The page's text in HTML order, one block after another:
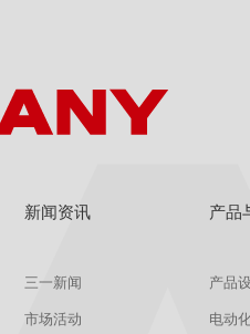
新闻资讯
三一新闻
市场活动
产品
产品
电动